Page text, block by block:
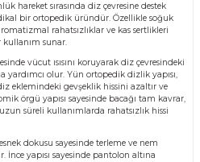
hareket sırasında diz çevresine destek
bir ortopedik üründür. Özellikle soğuk
rahatsızlıklar ve kas sertlikleri
kullanım sunar.
vücut ısısını koruyarak diz çevresindeki
yardımcı olur. Yün ortopedik dizlik yapısı,
eklemindeki gevşeklik hissini azaltır ve
örgü yapısı sayesinde bacağı tam kavrar,
süreli kullanımlarda rahatsızlık hissi
dokusu sayesinde terleme ve nem
yapısı sayesinde pantolon altına